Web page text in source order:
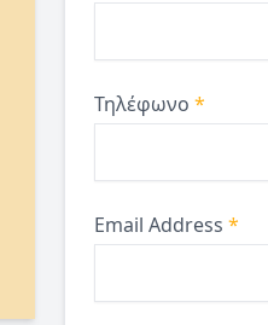
Τηλέφωνο*
Email Address*